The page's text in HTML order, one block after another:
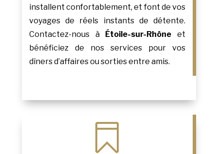
installent confortablement, et font de vos
voyages de réels instants de détente.
Contactez-nous à Étoile-sur-Rhône et
bénéficiez de nos services pour vos
dîners d’affaires ou sorties entre amis.
